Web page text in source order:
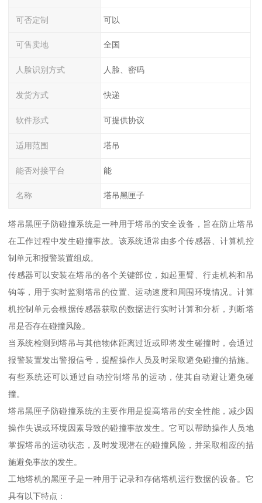
可否定制 可以
可售卖地 全国
人脸识别方式 人脸、密码
发货方式 快递
软件形式 可提供协议
适用范围 塔吊
能否对接平台 能
名称 塔吊黑匣子
塔吊黑匣子防碰撞系统是一种用于塔吊的安全设备，旨在防止塔吊
在工作过程中发生碰撞事故。该系统通常由多个传感器、计算机控
制单元和报警装置组成。
传感器可以安装在塔吊的各个关键部位，如起重臂、行走机构和吊
钩等，用于实时监测塔吊的位置、运动速度和周围环境情况。计算
机控制单元会根据传感器获取的数据进行实时计算和分析，判断塔
吊是否存在碰撞风险。
当系统检测到塔吊与其他物体距离过近或即将发生碰撞时，会通过
报警装置发出警报信号，提醒操作人员及时采取避免碰撞的措施。
有些系统还可以通过自动控制塔吊的运动，使其自动避让避免碰
撞。
塔吊黑匣子防碰撞系统的主要作用是提高塔吊的安全性能，减少因
操作失误或环境因素导致的碰撞事故发生。它可以帮助操作人员地
掌握塔吊的运动状态，及时发现潜在的碰撞风险，并采取相应的措
施避免事故的发生。
工地塔机的黑匣子是一种用于记录和存储塔机运行数据的设备。它
具有以下特点：